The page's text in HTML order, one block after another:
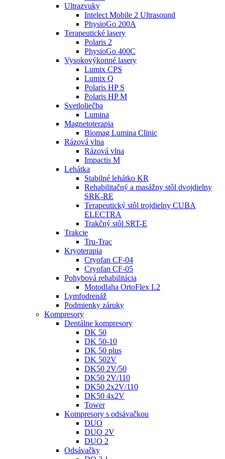
Ultrazvuky
Intelect Mobile 2 Ultrasound
PhysioGo 200A
Terapeutické lasery
Polaris 2
PhysioGo 400C
Vysokovýkonné lasery
Lumix CPS
Lumix Q
Polaris HP S
Polaris HP M
Svetloliečba
Lumina
Magnetoterapia
Biomag Lumina Clinic
Rázová vlna
Rázová vlna
Impactis M
Lehátka
Stabilné lehátko KR
Rehabilitačný a masážny stôl dvojdielny
SRK-RE
Terapeutický stôl trojdielny CUBA
ELECTRA
Trakčný stôl SRT-E
Trakcie
Tru-Trac
Kryoterapia
Cryofan CF-04
Cryofan CF-05
Pohybová rehabilitácia
Motodlaha OrtoFlex L2
Lymfodrenáž
Podmienky záruky
Kompresory
Dentálne kompresory
DK 50
DK 50-10
DK 50 plus
DK 502V
DK50 2V/50
DK50 2V/110
DK50 2x2V/110
DK50 4x2V
Tower
Kompresory s odsávačkou
DUO
DUO 2V
DUO 2
Odsávačky